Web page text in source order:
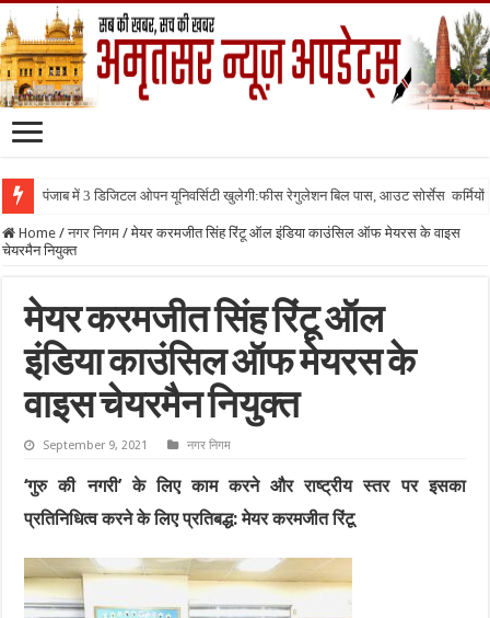
पंजाब में 3 डिजिटल ओपन यूनिवर्सिटी खुलेगी:फीस रेगुलेशन बिल पास, आउट सोर्सेस
Home / नगर निगम / मेयर करमजीत सिंह रिंटू ऑल इंडिया काउंसिल ऑफ मेयरस के वाइस
चेयरमैन नियुक्त
मेयर करमजीत सिंह रिंटू ऑल
इंडिया काउंसिल ऑफ मेयरस के
वाइस चेयरमैन नियुक्त
September 9, 2021 नगर निगम
‘गुरु की नगरी’ के लिए काम करने और राष्ट्रीय स्तर पर इसका
प्रतिनिधित्व करने के लिए प्रतिबद्ध: मेयर करमजीत रिंटू